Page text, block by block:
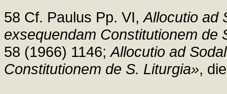
58 Cf. Paulus Pp. VI,Allocutio ad
exsequendam Constitutionem de
58 (1966) 1146;Allocutio ad
Constitutionem de S. Liturgia»,